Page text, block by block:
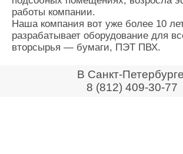
работы компании.
Наша компания вот уже более 10
разрабатывает оборудование для
вторсырья — бумаги, ПЭТ ПВХ.
В Санкт-
8 (812) 409-30-77